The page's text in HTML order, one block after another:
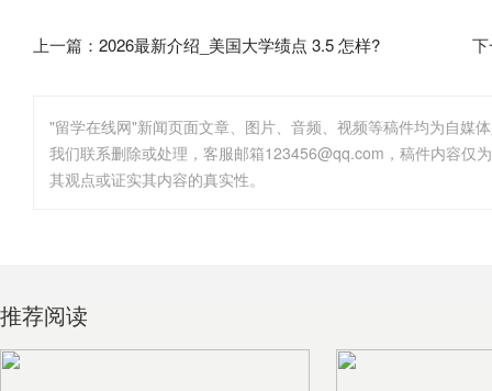
上一篇： 2026最新介绍_美国大学绩点 3.5 怎样?
"留学在线网"新闻页面文章、图片、音频、视频等稿件均为自媒
其观点或证实其内容的真实性。
推荐阅读